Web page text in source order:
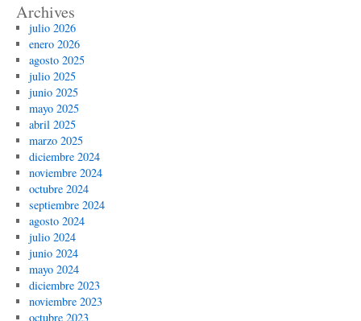
Archives
julio 2026
enero 2026
agosto 2025
julio 2025
junio 2025
mayo 2025
abril 2025
marzo 2025
diciembre 2024
noviembre 2024
octubre 2024
septiembre 2024
agosto 2024
julio 2024
junio 2024
mayo 2024
diciembre 2023
noviembre 2023
octubre 2023